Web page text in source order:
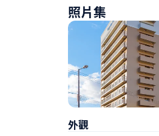
照片集
外觀